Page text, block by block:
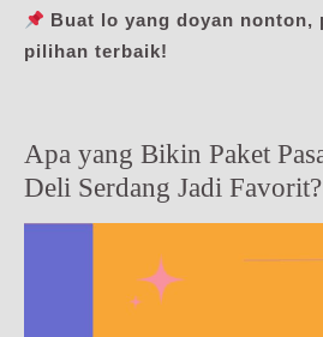
Buat lo yang doyan nonton,
pilihan terbaik!
Apa yang Bikin Paket
Deli Serdang Jadi Favorit?